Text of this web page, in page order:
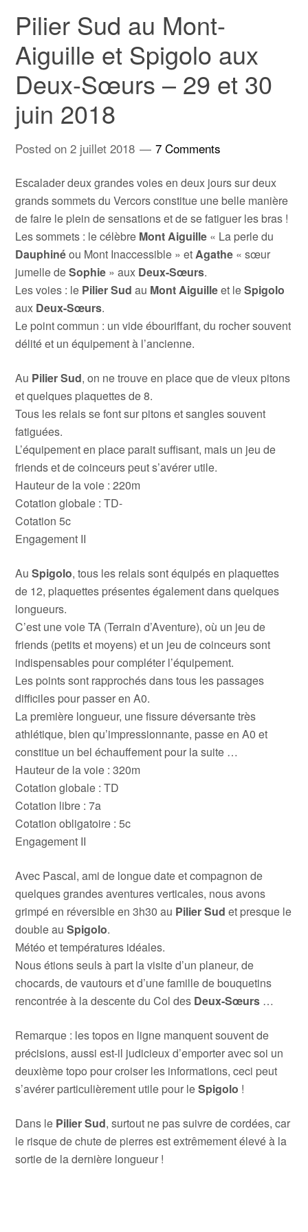
Pilier Sud au Mont-
Aiguille et Spigolo aux
Deux-Sœurs – 29 et 30
juin 2018
Posted on2 juillet 2018 7 Comments
Escalader deux grandes voies en deux jours sur deux
grands sommets du Vercors constitue une belle manière
de faire le plein de sensations et de se fatiguer les bras !
Les sommets : le célèbre Mont Aiguille « La perle du
Dauphinéou Mont Inaccessible » etAgathe « sœur
jumelle deSophie » aux Deux-Sœurs.
Les voies : le Pilier Sud au Mont Aiguilleet leSpigolo
aux Deux-Sœurs.
Le point commun : un vide ébouriffant, du rocher souvent
délité et un équipement à l’ancienne.
Au Pilier Sud, on ne trouve en place que de vieux pitons
et quelques plaquettes de 8.
Tous les relais se font sur pitons et sangles souvent
fatiguées.
L’équipement en place parait suffisant, mais un jeu de
friends et de coinceurs peut s’avérer utile.
Hauteur de la voie : 220m
Cotation globale : TD-
Cotation 5c
Engagement II
AuSpigolo, tous les relais sont équipés en plaquettes
de 12, plaquettes présentes également dans quelques
longueurs.
C’est une voie TA (Terrain d’Aventure), où un jeu de
friends (petits et moyens) et un jeu de coinceurs sont
indispensables pour compléter l’équipement.
Les points sont rapprochés dans tous les passages
difficiles pour passer en A0.
La première longueur, une fissure déversante très
athlétique, bien qu’impressionnante, passe en A0 et
constitue un bel échauffement pour la suite …
Hauteur de la voie : 320m
Cotation globale : TD
Cotation libre : 7a
Cotation obligatoire : 5c
Engagement II
Avec Pascal, ami de longue date et compagnon de
quelques grandes aventures verticales, nous avons
grimpé en réversible en 3h30 au Pilier Sud et presque le
double auSpigolo.
Météo et températures idéales.
Nous étions seuls à part la visite d’un planeur, de
chocards, de vautours et d’une famille de bouquetins
rencontrée à la descente du Col des Deux-Sœurs …
Remarque : les topos en ligne manquent souvent de
précisions, aussi est-il judicieux d’emporter avec soi un
deuxième topo pour croiser les informations, ceci peut
s’avérer particulièrement utile pour leSpigolo !
Dans le Pilier Sud, surtout ne pas suivre de cordées, car
le risque de chute de pierres est extrêmement élevé à la
sortie de la dernière longueur !